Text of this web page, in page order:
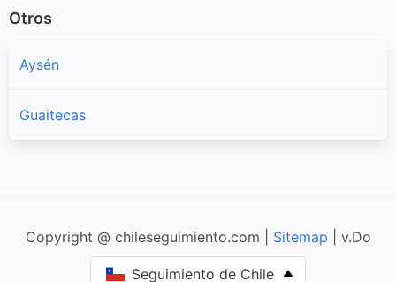
Otros
Aysén
Guaitecas
Copyright @ chileseguimiento.com | Sitemap | v.Do
Seguimiento de Chile